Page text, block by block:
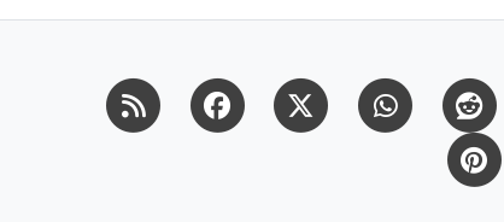
RSS FacebookX (Twitter)